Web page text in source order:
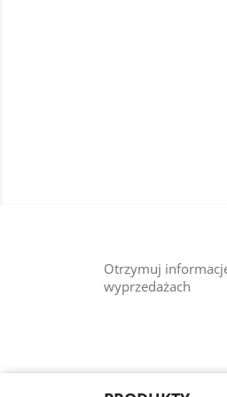
Otrzymuj
wyprzedażach